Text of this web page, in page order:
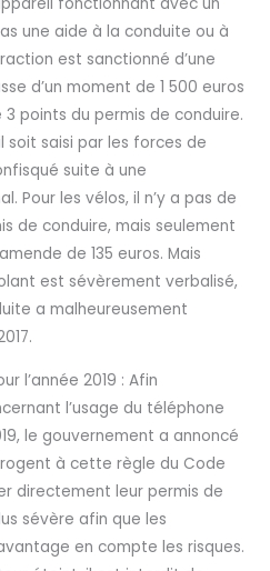
une aide à la conduite ou à
est sanctionné d’une
d’un moment de 1 500 euros
points du permis de conduire.
soit saisi par les forces de
suite à une
Pour les vélos, il n’y a pas de
de conduire, mais seulement
de 135 euros. Mais
est sévèrement verbalisé,
a malheureusement
l’année 2019 : Afin
l’usage du téléphone
le gouvernement a annoncé
à cette règle du Code
directement leur permis de
sévère afin que les
en compte les risques.